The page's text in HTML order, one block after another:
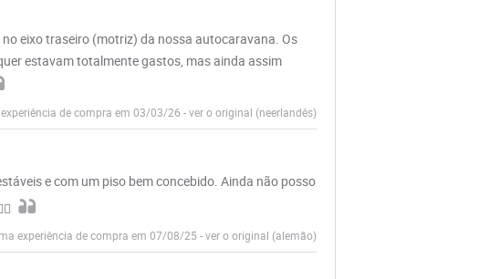
eixo traseiro (motriz) da nossa autocaravana. Os
estavam totalmente gastos, mas ainda assim
de compra em 03/03/26 -ver o original (neerlandês)
e com um piso bem concebido. Ainda não posso
experiência de compra em 07/08/25 -ver o original (alemão)